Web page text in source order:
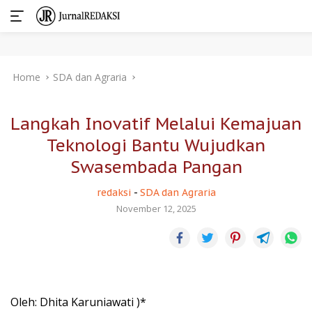
Home SDA dan Agraria
Langkah Inovatif Melalui Kemajuan
Teknologi Bantu Wujudkan
Swasembada Pangan
redaksi - SDA dan Agraria
November 12, 2025
Oleh: Dhita Karuniawati )*